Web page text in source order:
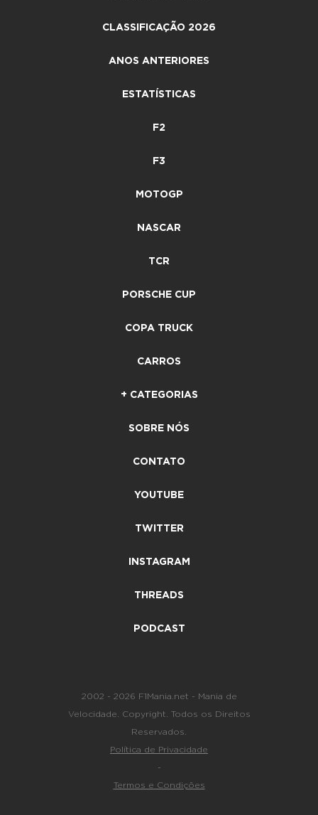
CLASSIFICAÇÃO 2026
ANOS ANTERIORES
ESTATÍSTICAS
F2
F3
MOTOGP
NASCAR
TCR
PORSCHE CUP
COPA TRUCK
CARROS
+ CATEGORIAS
SOBRE NÓS
CONTATO
YOUTUBE
TWITTER
INSTAGRAM
THREADS
PODCAST
2002 - 2026 F1Mania.net - Mania de
Velocidade. Copyright. Todos os Direitos
Reservados.
Política de Privacidade
-
Termos e Condições